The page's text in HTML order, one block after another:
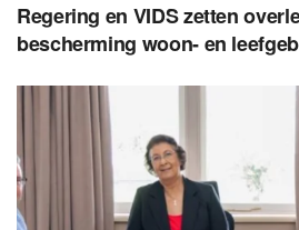
Regering en VIDS zetten
bescherming woon- en